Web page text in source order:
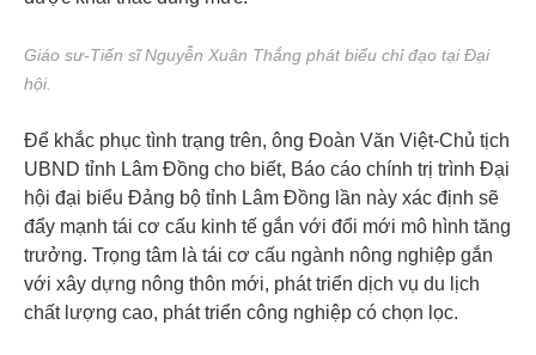
Giáo sư-Tiến sĩ Nguyễn Xuân Thắng phát biểu chỉ đạo tại Đại
hội.
Để khắc phục tình trạng trên, ông Đoàn Văn Việt-Chủ tịch
UBND tỉnh Lâm Đồng cho biết, Báo cáo chính trị trình Đại
hội đại biểu Đảng bộ tỉnh Lâm Đồng lần này xác định sẽ
đẩy mạnh tái cơ cấu kinh tế gắn với đổi mới mô hình tăng
trưởng. Trọng tâm là tái cơ cấu ngành nông nghiệp gắn
với xây dựng nông thôn mới, phát triển dịch vụ du lịch
chất lượng cao, phát triển công nghiệp có chọn lọc.